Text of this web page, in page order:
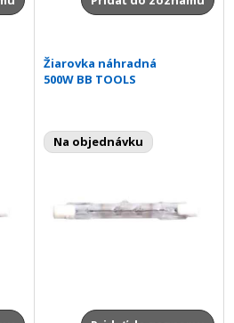
Žiarovka náhradná
500W BB TOOLS
Na objednávku